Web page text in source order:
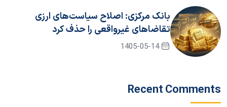
بانک مرکزی: اصلاح سیاست‌های ارزی
تقاضاهای غیرواقعی را حذف کرد
1405-05-14
Recent Comments